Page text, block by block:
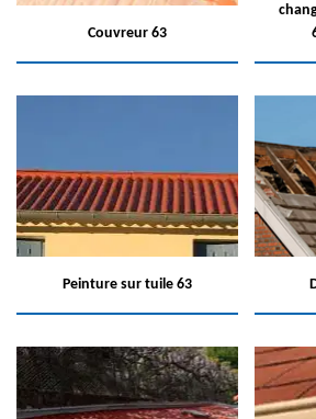
Couvreur 63
Peinture sur tuile 63